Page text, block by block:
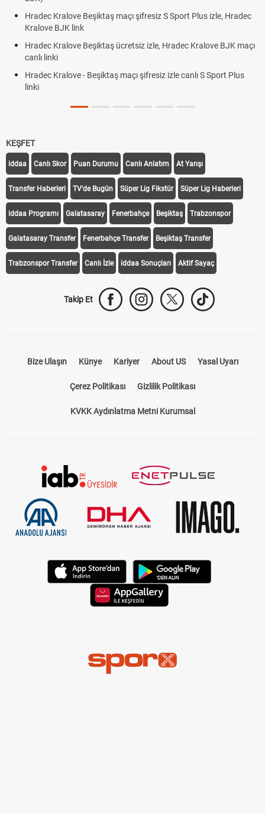
Hradec Kralove Beşiktaş maçı şifresiz S Sport Plus izle, Hradec
Kralove BJK link
Hradec Kralove Beşiktaş ücretsiz izle, Hradec Kralove BJK maçı
canlı linki
Hradec Kralove - Beşiktaş maçı şifresiz izle canlı S Sport Plus
linki
KEŞFET
iddaa Canlı Skor Puan Durumu Canlı Anlatım At Yarışı
Transfer Haberleri TV'de Bugün Süper Lig Fikstür Süper Lig Haberleri
iddaa Programı Galatasaray Fenerbahçe Beşiktaş Trabzonspor
Galatasaray Transfer Fenerbahçe Transfer Beşiktaş Transfer
Trabzonspor Transfer Canlı İzle iddaa Sonuçları Aktif Sayaç
Takip Et
Bize Ulaşın Künye Kariyer About US Yasal Uyarı
Çerez Politikası Gizlilik Politikası
KVKK Aydınlatma Metni Kurumsal